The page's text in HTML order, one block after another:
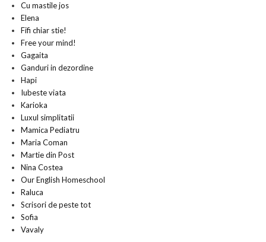
Cu mastile jos
Elena
Fifi chiar stie!
Free your mind!
Gagaita
Ganduri in dezordine
Hapi
Iubeste viata
Karioka
Luxul simplitatii
Mamica Pediatru
Maria Coman
Martie din Post
Nina Costea
Our English Homeschool
Raluca
Scrisori de peste tot
Sofia
Vavaly